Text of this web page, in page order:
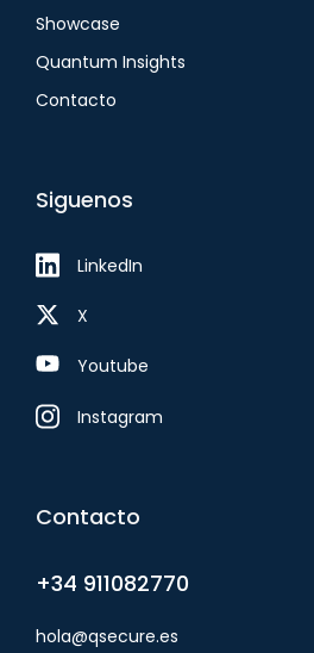
Showcase
Quantum Insights
Contacto
Siguenos
LinkedIn
X
Youtube
Instagram
Contacto
+34 911082770
hola@qsecure.es